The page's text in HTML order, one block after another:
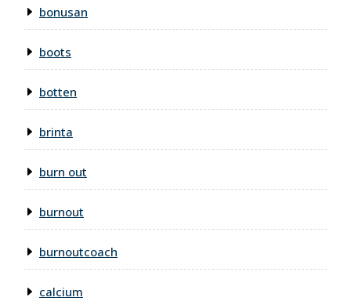
bonusan
boots
botten
brinta
burn out
burnout
burnoutcoach
calcium